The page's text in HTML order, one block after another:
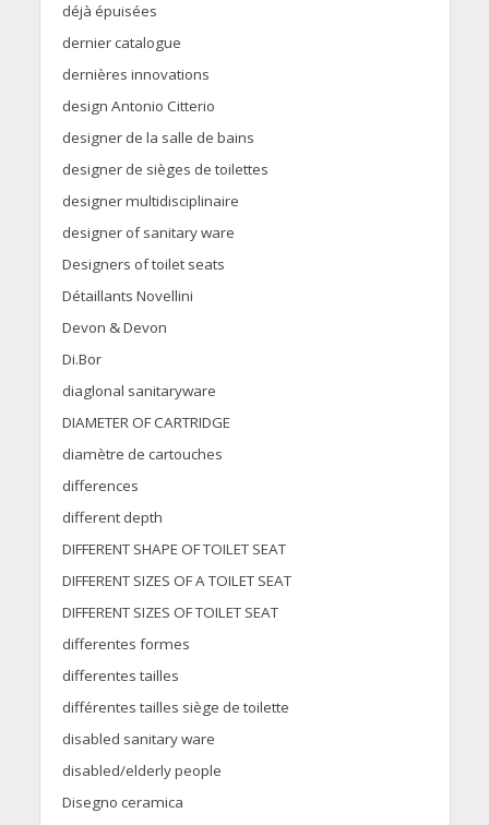
déjà épuisées
dernier catalogue
dernières innovations
design Antonio Citterio
designer de la salle de bains
designer de sièges de toilettes
designer multidisciplinaire
designer of sanitary ware
Designers of toilet seats
Détaillants Novellini
Devon & Devon
Di.Bor
diaglonal sanitaryware
DIAMETER OF CARTRIDGE
diamètre de cartouches
differences
different depth
DIFFERENT SHAPE OF TOILET SEAT
DIFFERENT SIZES OF A TOILET SEAT
DIFFERENT SIZES OF TOILET SEAT
differentes formes
differentes tailles
différentes tailles siège de toilette
disabled sanitary ware
disabled/elderly people
Disegno ceramica